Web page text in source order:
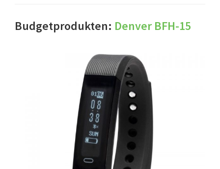
Budgetprodukten: Denver BFH-15